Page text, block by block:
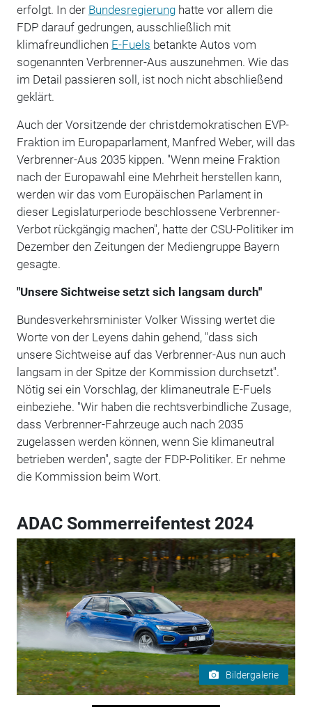
erfolgt. In der Bundesregierunghatte vor allem die
FDP darauf gedrungen, ausschließlich mit
klimafreundlichen E-Fuels betankte Autos vom
sogenannten Verbrenner-Aus auszunehmen. Wie das
im Detail passieren soll, ist noch nicht abschließend
geklärt.
Auch der Vorsitzende der christdemokratischen EVP-
Fraktion im Europaparlament, Manfred Weber, will das
Verbrenner-Aus 2035 kippen. "Wenn meine Fraktion
nach der Europawahl eine Mehrheit herstellen kann,
werden wir das vom Europäischen Parlament in
dieser Legislaturperiode beschlossene Verbrenner-
Verbot rückgängig machen", hatte der CSU-Politiker im
Dezember den Zeitungen der Mediengruppe Bayern
gesagte.
"Unsere Sichtweise setzt sich langsam durch"
Bundesverkehrsminister Volker Wissing wertet die
Worte von der Leyens dahin gehend, "dass sich
unsere Sichtweise auf das Verbrenner-Aus nun auch
langsam in der Spitze der Kommission durchsetzt".
Nötig sei ein Vorschlag, der klimaneutrale E-Fuels
einbeziehe. "Wir haben die rechtsverbindliche Zusage,
dass Verbrenner-Fahrzeuge auch nach 2035
zugelassen werden können, wenn Sie klimaneutral
betrieben werden", sagte der FDP-Politiker. Er nehme
die Kommission beim Wort.
ADAC Sommerreifentest 2024
Bildergalerie